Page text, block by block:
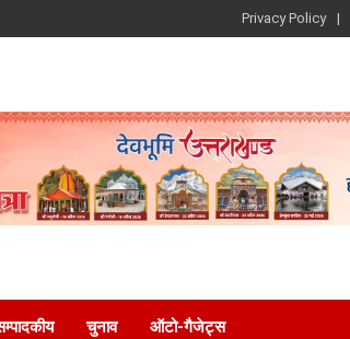
Privacy Policy
चुनाव ऑटो-गैजेट्स